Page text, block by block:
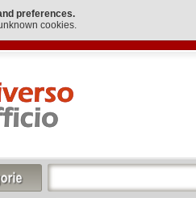
preferences.
cookies.